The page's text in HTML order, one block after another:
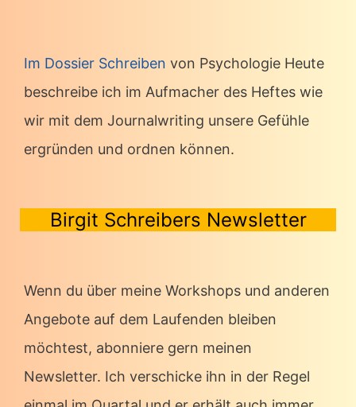
Im Dossier Schreiben von Psychologie Heute
beschreibe ich im Aufmacher des Heftes wie
wir mit dem Journalwriting unsere Gefühle
ergründen und ordnen können.
Birgit Schreibers Newsletter
Wenn du über meine Workshops und anderen
Angebote auf dem Laufenden bleiben
möchtest, abonniere gern meinen
Newsletter. Ich verschicke ihn in der Regel